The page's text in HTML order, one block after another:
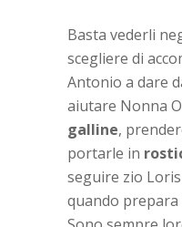
Basta vederli
scegliere di
Antonio a dare
aiutare Nonna
galline,
portarle in
seguire zio
quando